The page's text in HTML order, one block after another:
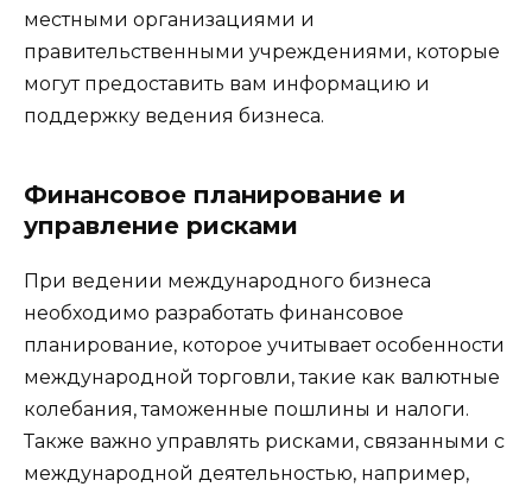
местными организациями и
правительственными учреждениями, которые
могут предоставить вам информацию и
поддержку ведения бизнеса.
Финансовое планирование и
управление рисками
При ведении международного бизнеса
необходимо разработать финансовое
планирование, которое учитывает особенности
международной торговли, такие как валютные
колебания, таможенные пошлины и налоги.
Также важно управлять рисками, связанными с
международной деятельностью, например,